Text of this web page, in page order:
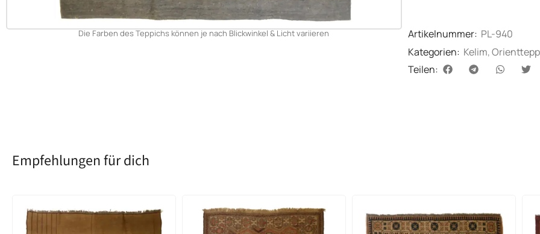
Die Farben des Teppichs können je nach Blickwinkel & Licht variieren Artikelnummer: PL-940
Kategorien: Kelim,
Teilen:
Empfehlungen für dich